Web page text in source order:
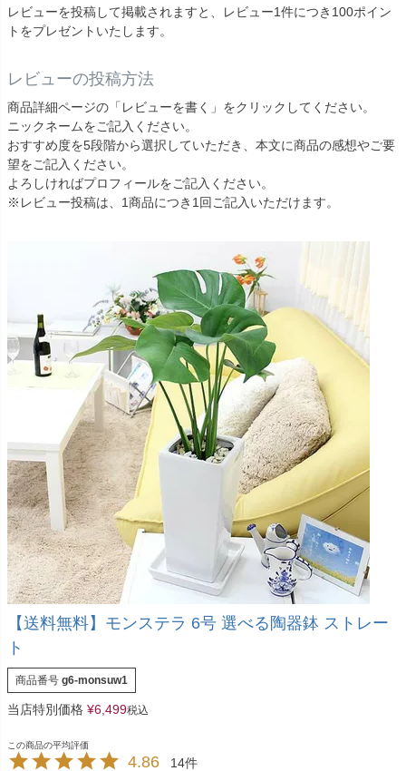
レビューを投稿して掲載されますと、レビュー1件につき100ポイン
トをプレゼントいたします。
レビューの投稿方法
商品詳細ページの「レビューを書く」をクリックしてください。
ニックネームをご記入ください。
おすすめ度を5段階から選択していただき、本文に商品の感想やご要
望をご記入ください。
よろしければプロフィールをご記入ください。
※レビュー投稿は、1商品につき1回ご記入いただけます。
【送料無料】モンステラ 6号 選べる陶器鉢 ストレー
ト
商品番号 g6-monsuw1
当店特別価格 ¥6,499税込
4.86 14